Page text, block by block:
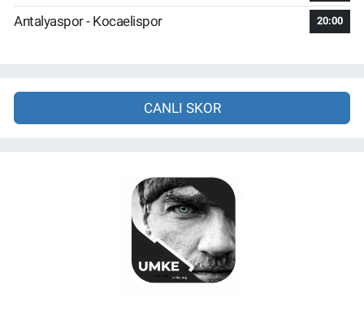
Antalyaspor - Kocaelispor 20:00
CANLI SKOR